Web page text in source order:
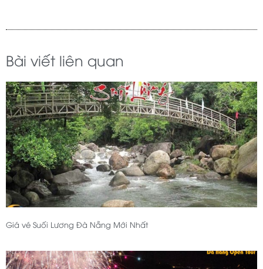
Bài viết liên quan
Giá vé Suối Lương Đà Nẵng Mới Nhất